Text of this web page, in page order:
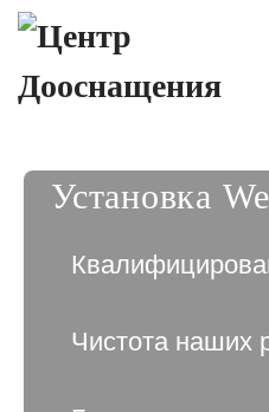
Установка
Чистота наших